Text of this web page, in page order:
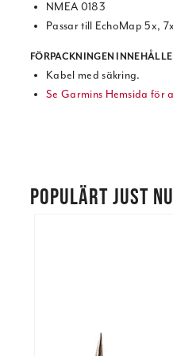
NMEA 0183
Passar till EchoMap 5x,
FÖRPACKNINGEN
Kabel med säkring.
Se Garmins Hemsida för
POPULÄRT JUST NU